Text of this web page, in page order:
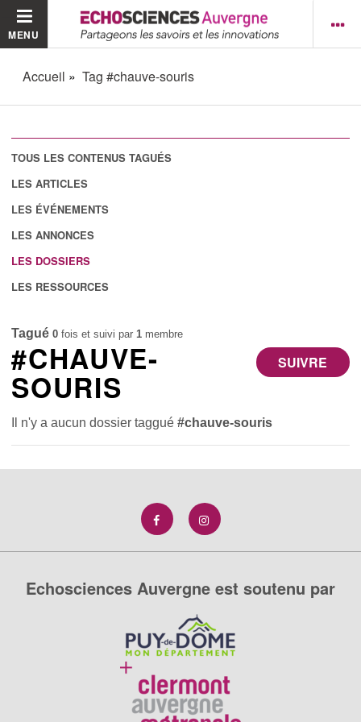
MENU
Accueil Tag #chauve-souris
TOUS LES CONTENUS TAGUÉS
LES ARTICLES
LES ÉVÉNEMENTS
LES ANNONCES
LES DOSSIERS
LES RESSOURCES
Tagué 0 fois et suivi par 1 membre
SUIVRE
#CHAUVE-
SOURIS
Il n'y a aucun dossier taggué#chauve-souris
Echosciences Auvergne est soutenu par